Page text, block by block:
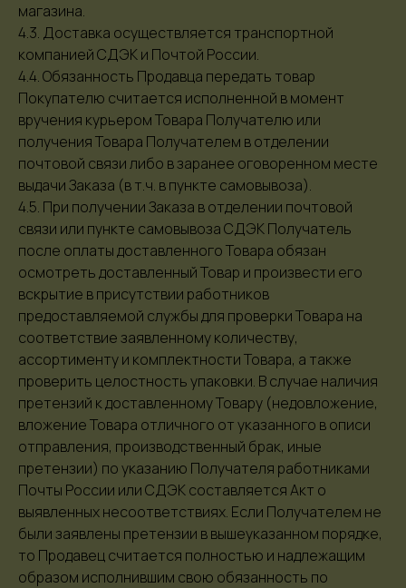
магазина.
4.3. Доставка осуществляется транспортной
компанией СДЭК и Почтой России.
4.4. Обязанность Продавца передать товар
Покупателю считается исполненной в момент
вручения курьером Товара Получателю или
получения Товара Получателем в отделении
почтовой связи либо в заранее оговоренном месте
выдачи Заказа (в т.ч. в пункте самовывоза).
4.5. При получении Заказа в отделении почтовой
связи или пункте самовывоза СДЭК Получатель
после оплаты доставленного Товара обязан
осмотреть доставленный Товар и произвести его
вскрытие в присутствии работников
предоставляемой службы для проверки Товара на
соответствие заявленному количеству,
ассортименту и комплектности Товара, а также
проверить целостность упаковки. В случае наличия
претензий к доставленному Товару (недовложение,
вложение Товара отличного от указанного в описи
отправления, производственный брак, иные
претензии) по указанию Получателя работниками
Почты России или СДЭК составляется Акт о
выявленных несоответствиях. Если Получателем не
были заявлены претензии в вышеуказанном порядке,
то Продавец считается полностью и надлежащим
образом исполнившим свою обязанность по
изделия
соц.сети
покупателям
коллекции
цепи
серьги
кулоны
кольца
подарочные
сертификаты
женские украшения
для самых маленьких
мужские украшения
каталог